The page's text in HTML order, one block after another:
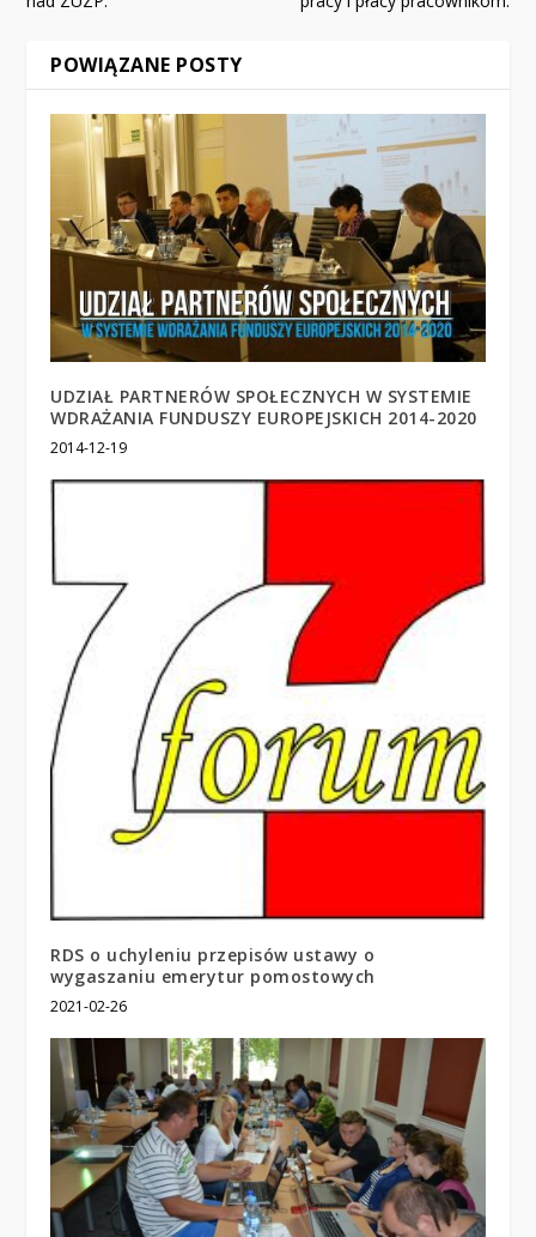
POWIĄZANE POSTY
UDZIAŁ PARTNERÓW SPOŁECZNYCH W SYSTEMIE
WDRAŻANIA FUNDUSZY EUROPEJSKICH 2014-2020
2014-12-19
RDS o uchyleniu przepisów ustawy o
wygaszaniu emerytur pomostowych
2021-02-26